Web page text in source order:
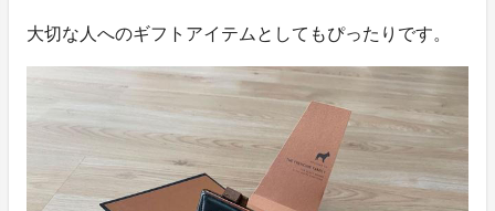
大切な人へのギフトアイテムとしてもぴったりです。